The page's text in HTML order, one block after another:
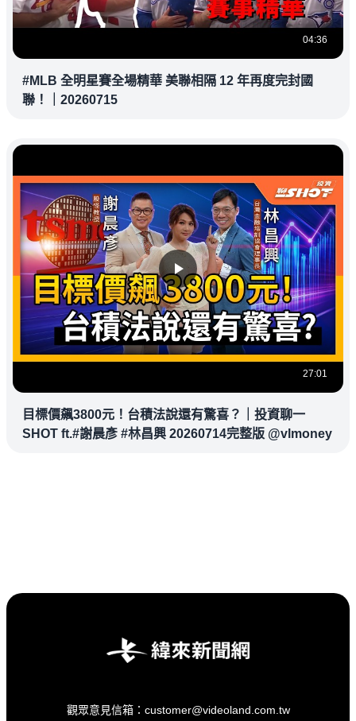
04:36
#MLB 全明星賽全場精華 美聯相隔 12 年再度完封國
聯！｜20260715
27:01
目標價飆3800元！台積法說還有驚喜？｜投資聊一
SHOT ft.#謝晨彥 #林昌興 20260714完整版 @vlmoney
觀眾意見信箱：customer@videoland.com.tw